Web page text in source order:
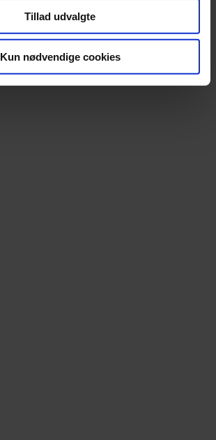
Tillad udvalgte
Kun nødvendige cookies